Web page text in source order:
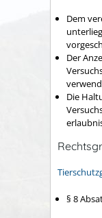
Dem
Der
Die
§ 8